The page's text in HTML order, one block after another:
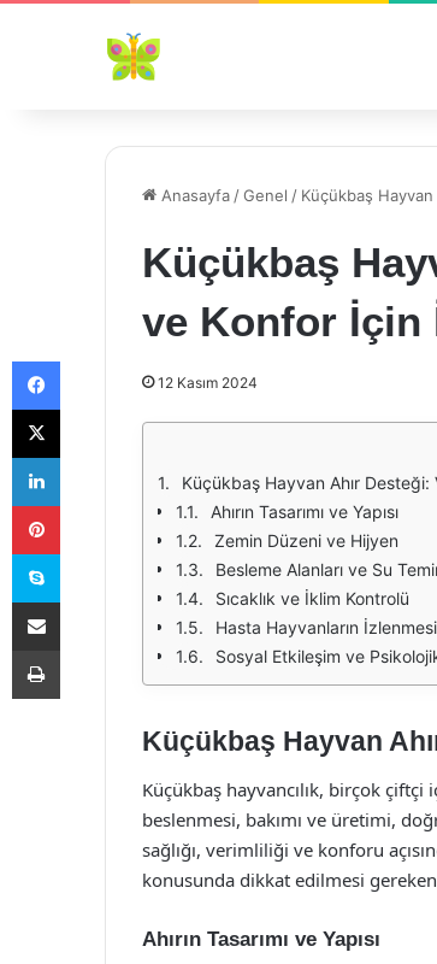
Anasayfa /Genel / Küçükbaş
Küçükbaş
ve Konfor İçin
12 Kasım 2024
Küçükbaş Hayvan Ahır
Ahırın Tasarımı ve Yapısı
Zemin Düzeni ve Hijyen
Besleme Alanları ve Su
Sıcaklık ve İklim Kontrolü
Hasta Hayvanların İzlenmesi
Sosyal Etkileşim ve
Küçükbaş Hayvan
Küçükbaş hayvancılık, birçok
beslenmesi, bakımı ve üretimi,
sağlığı, verimliliği ve konforu
konusunda dikkat edilmesi
Ahırın Tasarımı ve Yapısı
Facebook
X
LinkedIn
Pinterest
Skype
E-Posta ile paylaş